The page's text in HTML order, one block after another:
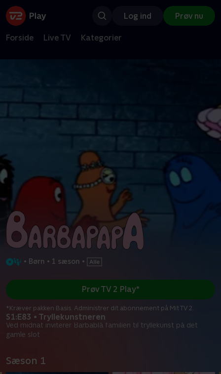
Log ind Prøv nu
Forside Live TV Kategorier
• Børn • 1 sæson •
S1:E83 • Tryllekunstneren
Ved midnat inviterer Barbablå familien til tryllekunst på det
gamle slot
Prøv TV 2 Play*
*Kræver pakken Basis. Administrer dit abonnement på Mit TV 2.
Sæson 1